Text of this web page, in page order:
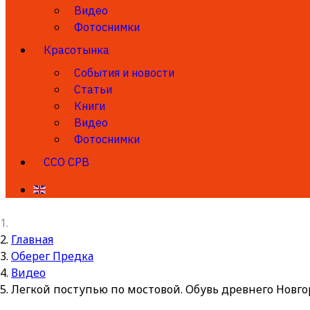
Видео
Фотоснимки
Красотынка
События и новости
Статьи
Книги
Видео
Фотоснимки
ССО СРВ
Главная
Оберег Предка
Видео
Легкой поступью по мостовой. Обувь древнего